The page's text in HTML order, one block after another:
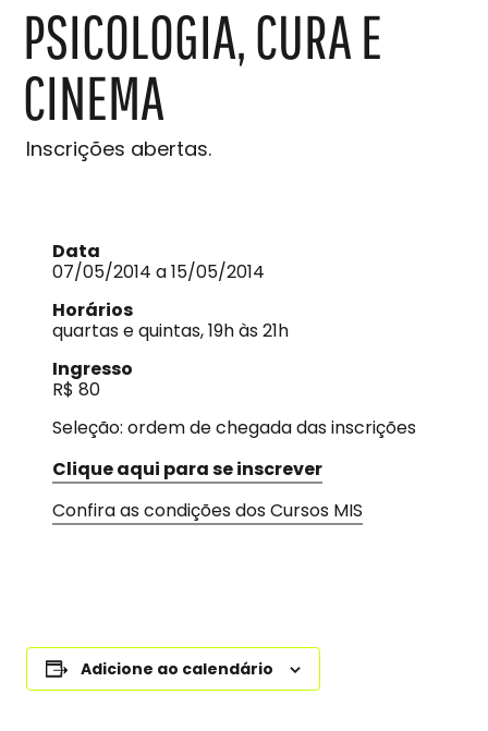
PSICOLOGIA, CURA E
CINEMA
Inscrições abertas.
Data
07/05/2014 a 15/05/2014
Horários
quartas e quintas, 19h às 21h
Ingresso
R$ 80
Seleção: ordem de chegada das inscrições
Clique aqui para se inscrever
Confira as condições dos Cursos MIS
Adicione ao calendário